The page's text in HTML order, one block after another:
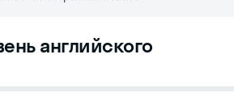
английского